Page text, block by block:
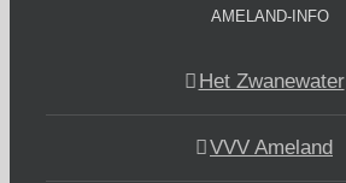
AMELAND-INFO
Het Zwanewater
VVV Ameland